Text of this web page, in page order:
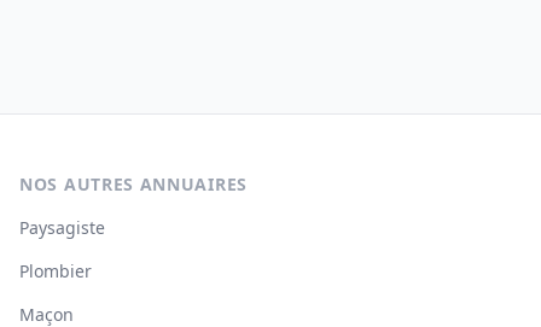
NOS AUTRES ANNUAIRES
Paysagiste
Plombier
Maçon